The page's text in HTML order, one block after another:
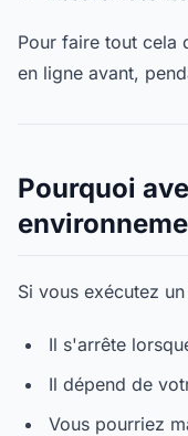
Pour faire tout cela
en ligne avant,
Pourquoi
Si vous exécutez
Il s'arrête
Il dépend de
Vous pourriez